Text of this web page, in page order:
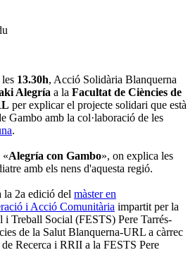
les 13.30h, Acció Solidària Blanquerna
Alegría a la Facultat de Ciències de
per explicar el projecte solidari que està
Gambo amb la col·laboració de les
.
«Alegría con Gambo», on explica les
amb els nens d'aquesta regió.
la 2a edició del màster en
i Acció Comunitària impartit per la
i Treball Social (FESTS) Pere Tarrés-
de la Salut Blanquerna-URL a càrrec
Recerca i RRII a la FESTS Pere